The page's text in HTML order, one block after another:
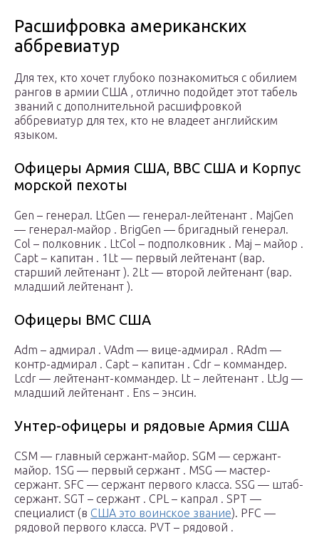
Расшифровка американских
аббревиатур
Для тех, кто хочет глубоко познакомиться с обилием
рангов в армии США , отлично подойдет этот табель
званий с дополнительной расшифровкой
аббревиатур для тех, кто не владеет английским
языком.
Офицеры Армия США, ВВС США и Корпус
морской пехоты
Gen – генерал. LtGen — генерал-лейтенант . MajGen
— генерал-майор . BrigGen — бригадный генерал.
Col – полковник . LtCol – подполковник . Maj – майор .
Capt – капитан . 1Lt — первый лейтенант (вар.
старший лейтенант ). 2Lt — второй лейтенант (вар.
младший лейтенант ).
Офицеры ВМС США
Adm – адмирал . VAdm — вице-адмирал . RAdm —
контр-адмирал . Capt – капитан . Cdr – коммандер.
Lcdr — лейтенант-коммандер. Lt – лейтенант . LtJg —
младший лейтенант . Ens – энсин.
Унтер-офицеры и рядовые Армия США
CSM — главный сержант-майор. SGM — сержант-
майор. 1SG — первый сержант . MSG — мастер-
сержант. SFC — сержант первого класса. SSG — штаб-
сержант. SGT – сержант . CPL – капрал . SPT —
специалист (в США это воинское звание). PFC —
рядовой первого класса. PVT – рядовой .